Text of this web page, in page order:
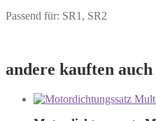
Passend für: SR1, SR2
andere kauften auch